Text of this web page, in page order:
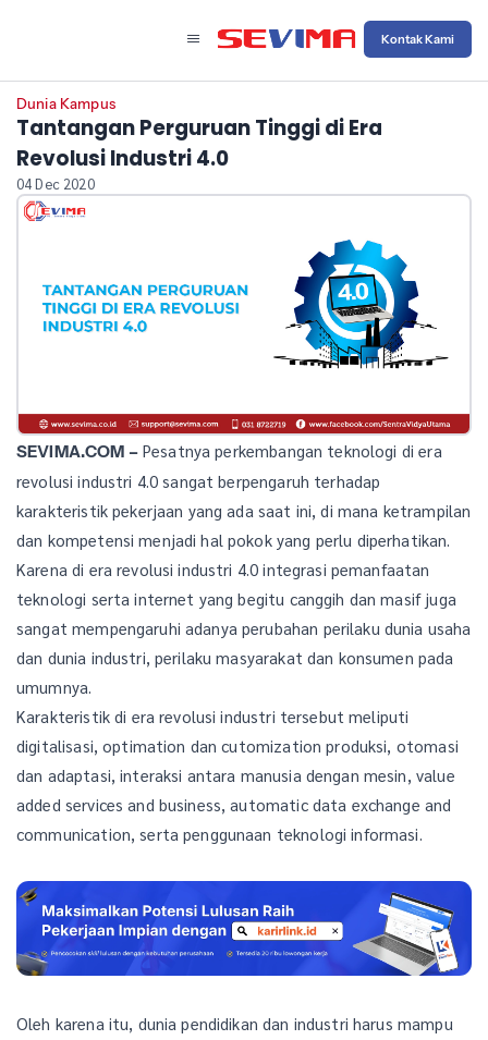
Kontak Kami
Dunia Kampus
Tantangan Perguruan Tinggi di Era
Revolusi Industri 4.0
04 Dec 2020
SEVIMA.COM –Pesatnya perkembangan teknologi di era
revolusi industri 4.0 sangat berpengaruh terhadap
karakteristik pekerjaan yang ada saat ini, di mana ketrampilan
dan kompetensi menjadi hal pokok yang perlu diperhatikan.
Karena di era revolusi industri 4.0 integrasi pemanfaatan
teknologi serta internet yang begitu canggih dan masif juga
sangat mempengaruhi adanya perubahan perilaku dunia usaha
dan dunia industri, perilaku masyarakat dan konsumen pada
umumnya.
Karakteristik di era revolusi industri tersebut meliputi
digitalisasi, optimation dan cutomization produksi, otomasi
dan adaptasi, interaksi antara manusia dengan mesin, value
added services and business, automatic data exchange and
communication, serta penggunaan teknologi informasi.
Oleh karena itu, dunia pendidikan dan industri harus mampu